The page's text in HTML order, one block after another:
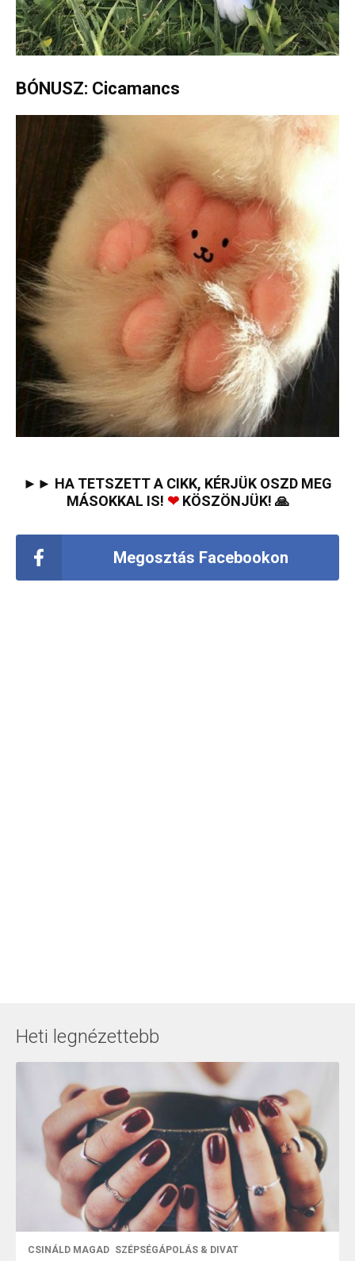
BÓNUSZ: Cicamancs
►► HA TETSZETT A CIKK, KÉRJÜK OSZD MEG
MÁSOKKAL IS! ❤KÖSZÖNJÜK! 🙏
Megosztás Facebookon
Heti legnézettebb
CSINÁLD MAGAD SZÉPSÉGÁPOLÁS & DIVAT